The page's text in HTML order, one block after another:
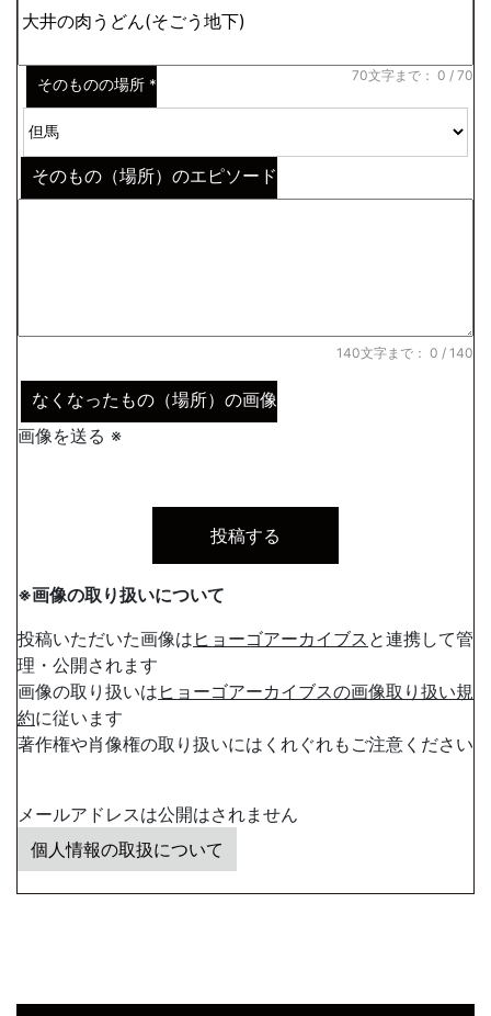
70文字まで： 0 / 70
そのものの場所 *
そのもの（場所）のエピソード
140文字まで： 0 / 140
なくなったもの（場所）の画像
画像を送る ※
※画像の取り扱いについて
投稿いただいた画像は ヒョーゴアーカイブス と連携して管
理・公開されます
画像の取り扱いは ヒョーゴアーカイブスの画像取り扱い規
約に従います
著作権や肖像権の取り扱いにはくれぐれもご注意ください
メールアドレスは公開はされません
個人情報の取扱について